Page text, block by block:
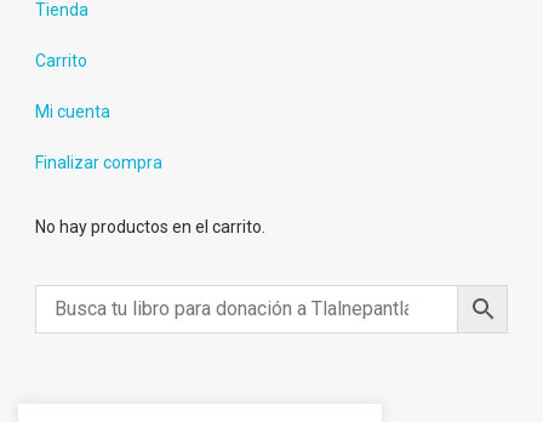
Tienda
Carrito
Mi cuenta
Finalizar compra
No hay productos en el carrito.